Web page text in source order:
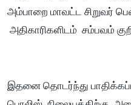
அம்பாறை மாவட்ட சிறுவர்
அதிகாரிகளிடம் சம்பவம்
இதனை தொடர்ந்து